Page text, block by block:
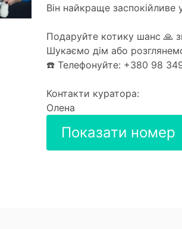
Він найкраще заспокійливе
Подаруйте котику шанс 🙏
Шукаємо дім або
☎️ Телефонуйте: +380 98
Контакти куратора:
Олена
Показати номер